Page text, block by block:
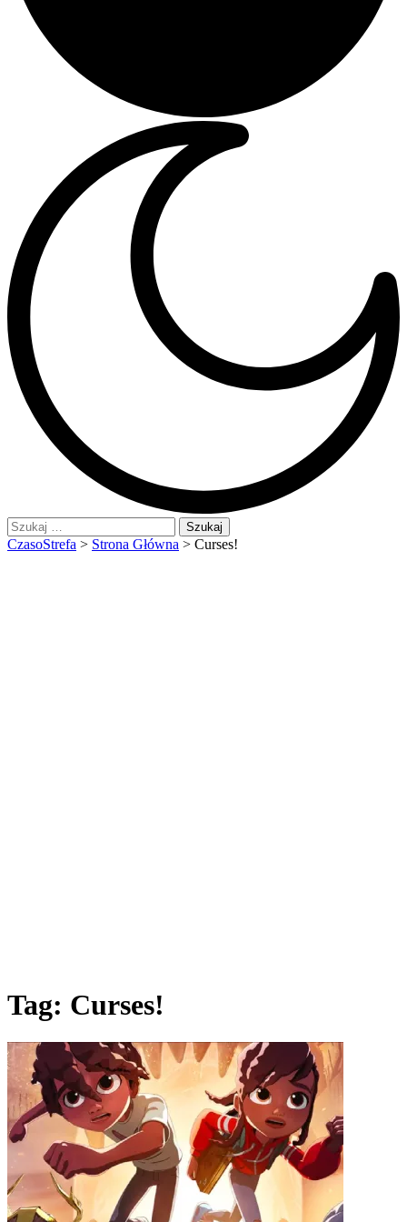
Szukaj:
CzasoStrefa > Strona Główna > Curses!
Tag: Curses!